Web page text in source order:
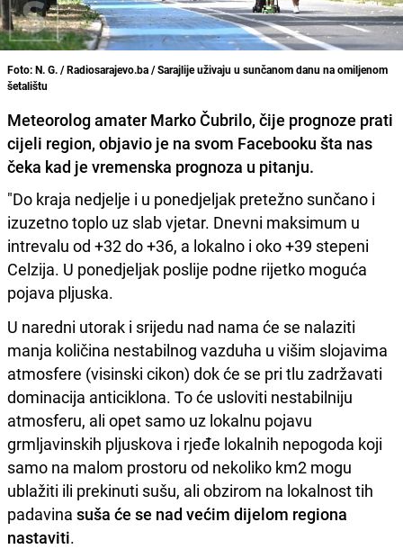
Foto: N. G. / Radiosarajevo.ba / Sarajlije uživaju u sunčanom danu na omiljenom
šetalištu
Meteorolog amater Marko Čubrilo, čije prognoze prati
cijeli region, objavio je na svom Facebooku šta nas
čeka kad je vremenska prognoza u pitanju.
"Do kraja nedjelje i u ponedjeljak pretežno sunčano i
izuzetno toplo uz slab vjetar. Dnevni maksimum u
intrevalu od +32 do +36, a lokalno i oko +39 stepeni
Celzija. U ponedjeljak poslije podne rijetko moguća
pojava pljuska.
U naredni utorak i srijedu nad nama će se nalaziti
manja količina nestabilnog vazduha u višim slojavima
atmosfere (visinski cikon) dok će se pri tlu zadržavati
dominacija anticiklona. To će usloviti nestabilniju
atmosferu, ali opet samo uz lokalnu pojavu
grmljavinskih pljuskova i rjeđe lokalnih nepogoda koji
samo na malom prostoru od nekoliko km2 mogu
ublažiti ili prekinuti sušu, ali obzirom na lokalnost tih
padavina suša će se nad većim dijelom regiona
nastaviti.